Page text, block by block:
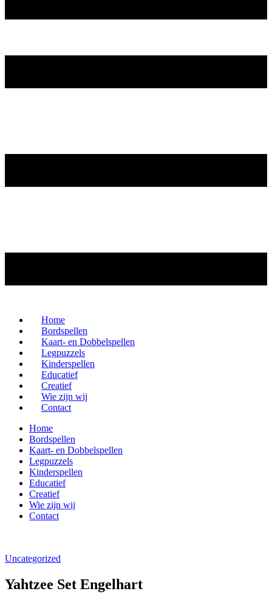
Home
Bordspellen
Kaart- en Dobbelspellen
Legpuzzels
Kinderspellen
Educatief
Creatief
Wie zijn wij
Contact
Home
Bordspellen
Kaart- en Dobbelspellen
Legpuzzels
Kinderspellen
Educatief
Creatief
Wie zijn wij
Contact
Uncategorized
Yahtzee Set Engelhart